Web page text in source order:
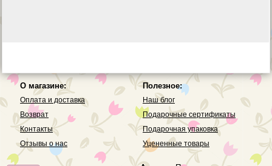
О магазине:
Оплата и доставка
Возврат
Контакты
Отзывы о нас
Полезное:
Наш блог
Подарочные сертификаты
Подарочная упаковка
Уцененные товары